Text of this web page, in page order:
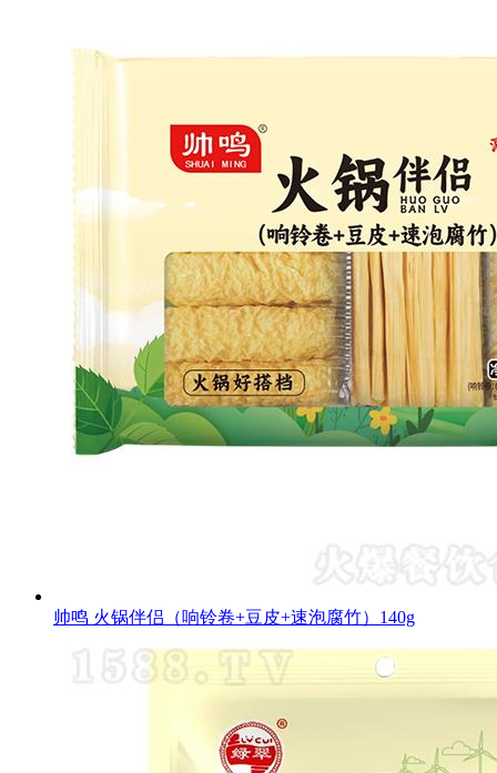
帅鸣 火锅伴侣（响铃卷+豆皮+速泡腐竹）140g